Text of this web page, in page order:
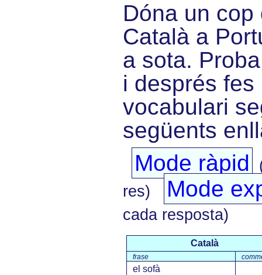
Dóna un
Català a
a sota.
i després
vocabulari
següents
Mode ràpid
res)
Mode
cada resposta)
Català
frase
el sofà